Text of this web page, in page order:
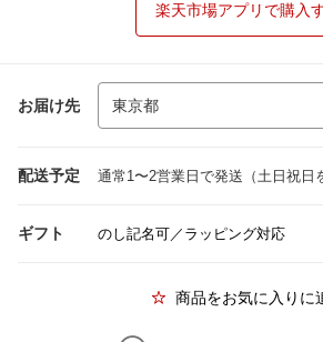
楽天市場アプリで購入
お届け先
配送予定 通常1〜2営業日で発送（土日祝日
ギフト のし記名可／ラッピング対応
商品をお気に入りに